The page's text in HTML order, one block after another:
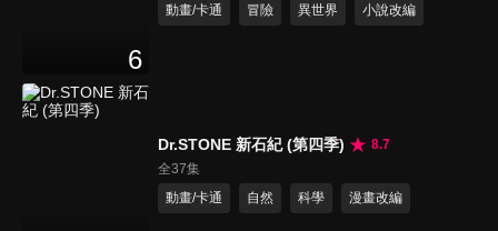
6
動畫/卡通
冒險 異世界 小說改編
Dr.STONE 新石紀 (第四季)
8.7
全37集
動畫/卡通
自然 科學 漫畫改編